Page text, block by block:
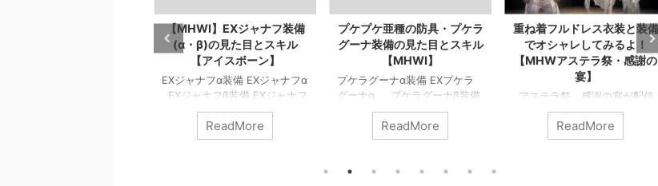
プケプケ亜種の防具・プケラ
グーナ装備の見た目とスキル
【MHWI】
プケラグーナα装備 EXプケラ
グーナα プケラグーナβ装備
EXプケラグーナβ
ReadMore
重ね着フルドレス衣装と装備
でオシャレしてみるよ！
【MHWアステラ祭・感謝の
宴】
アステラ祭、感謝の宴が配信
され(て)ました 管理人、見事に
イベントスケジュール勘違いし
てたよね('◇')ゞ バイオハザ
った まさか同じカプコンの大
ReadMore
【MHWI】EXツィツィ装備
のかわいい見た目とスキル
【モンハンワールド】
EXツィツィα装備 EXツィツィα
EXツィツィβ装備 EXツィツ
ReadMore